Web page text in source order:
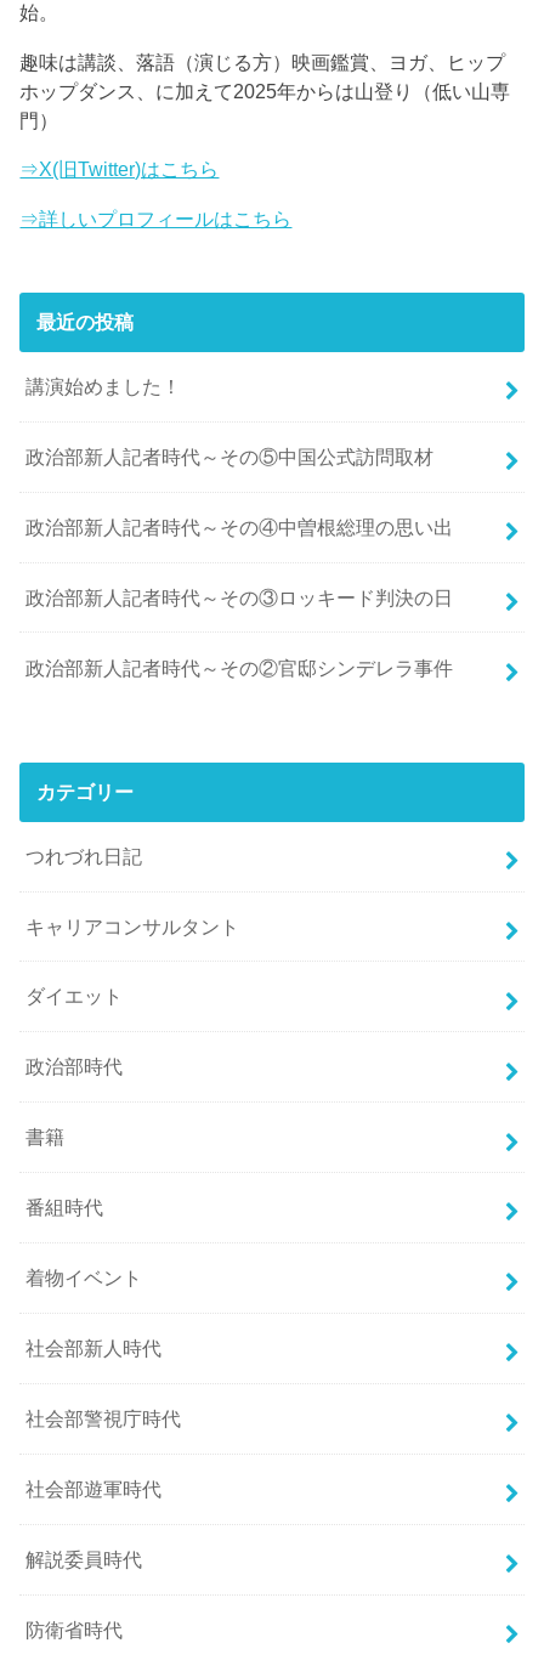
始。
趣味は講談、落語（演じる方）映画鑑賞、ヨガ、ヒップ
ホップダンス、に加えて2025年からは山登り（低い山専
門）
⇒X(旧Twitter)はこちら
⇒詳しいプロフィールはこちら
最近の投稿
講演始めました！
政治部新人記者時代～その⑤中国公式訪問取材
政治部新人記者時代～その④中曽根総理の思い出
政治部新人記者時代～その③ロッキード判決の日
政治部新人記者時代～その②官邸シンデレラ事件
カテゴリー
つれづれ日記
キャリアコンサルタント
ダイエット
政治部時代
書籍
番組時代
着物イベント
社会部新人時代
社会部警視庁時代
社会部遊軍時代
解説委員時代
防衛省時代